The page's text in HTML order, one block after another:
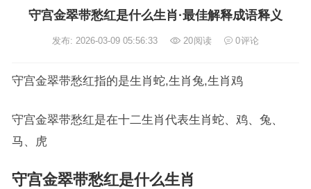
守宫金翠带愁红是什么生肖·最佳解释成语释义
发布: 2026-03-09 05:56:33 20阅读 0评论
守宫金翠带愁红指的是生肖蛇,生肖兔,生肖鸡
守宫金翠带愁红是在十二生肖代表生肖蛇、鸡、兔、
马、虎
守宫金翠带愁红是什么生肖